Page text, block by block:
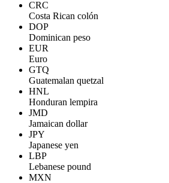
CRC
Costa Rican colón
DOP
Dominican peso
EUR
Euro
GTQ
Guatemalan quetzal
HNL
Honduran lempira
JMD
Jamaican dollar
JPY
Japanese yen
LBP
Lebanese pound
MXN